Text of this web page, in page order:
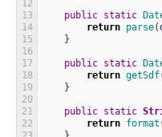
12
13
14
15
16
17
18
19
20
21
22
public static
return parse(
}
public static
return getSdf
}
public static
return format